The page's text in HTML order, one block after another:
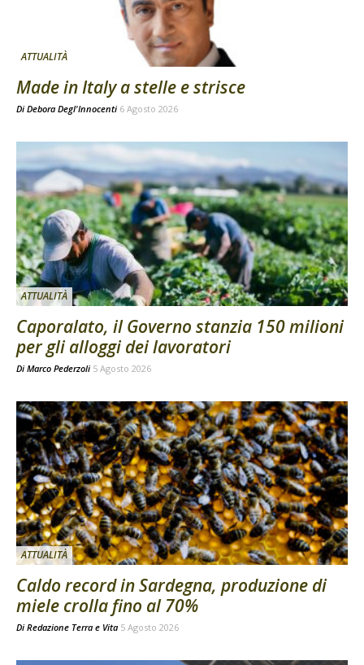
ATTUALITÀ
Made in Italy a stelle e strisce
Di Debora Degl'Innocenti 6 Agosto 2026
ATTUALITÀ
Caporalato, il Governo stanzia 150 milioni
per gli alloggi dei lavoratori
Di Marco Pederzoli 5 Agosto 2026
ATTUALITÀ
Caldo record in Sardegna, produzione di
miele crolla fino al 70%
Di Redazione Terra e Vita 5 Agosto 2026